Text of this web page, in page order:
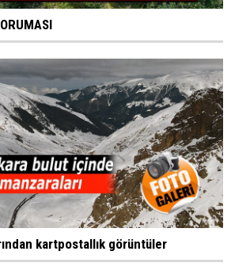
kartpostallık görüntüler